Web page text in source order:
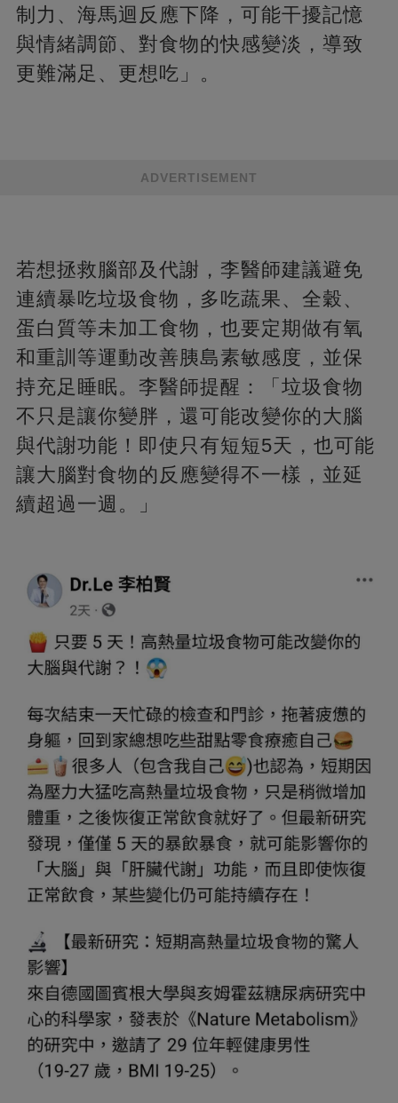
制力、海馬迴反應下降，可能干擾記憶
與情緒調節、對食物的快感變淡，導致
更難滿足、更想吃」。
ADVERTISEMENT
若想拯救腦部及代謝，李醫師建議避免
連續暴吃垃圾食物，多吃蔬果、全穀、
蛋白質等未加工食物，也要定期做有氧
和重訓等運動改善胰島素敏感度，並保
持充足睡眠。李醫師提醒：「垃圾食物
不只是讓你變胖，還可能改變你的大腦
與代謝功能！即使只有短短5天，也可能
讓大腦對食物的反應變得不一樣，並延
續超過一週。」